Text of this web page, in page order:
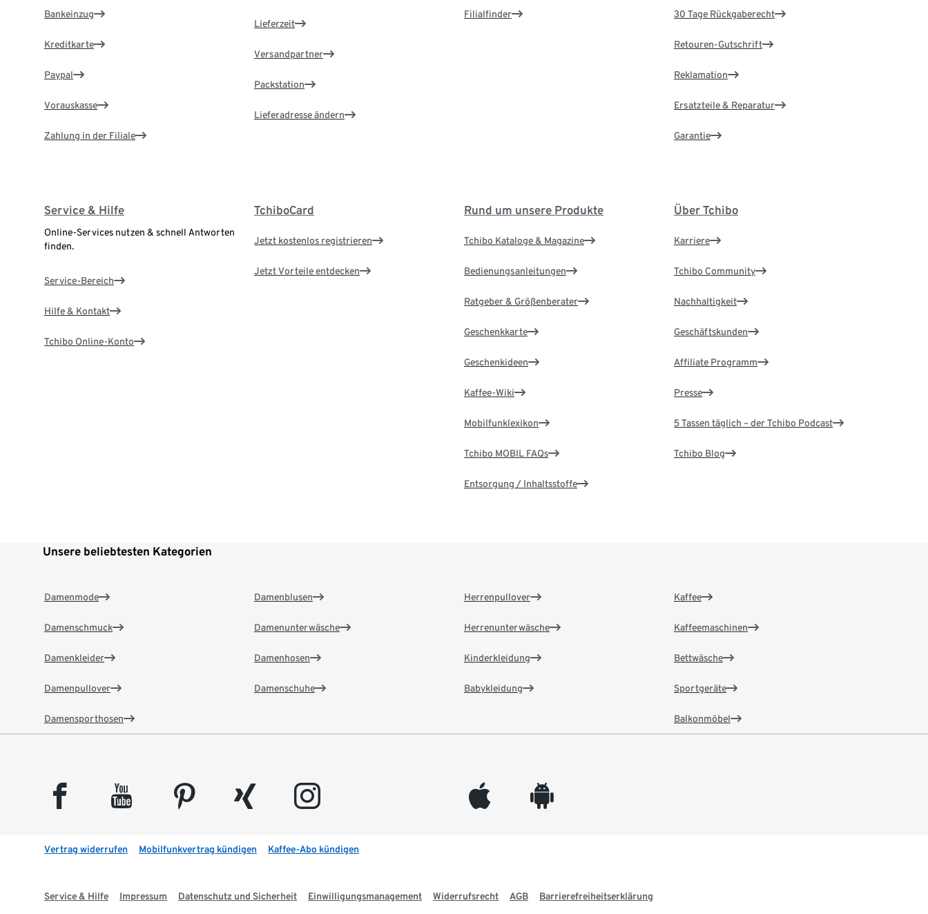
Bankeinzug
Kreditkarte
Paypal
Vorauskasse
Zahlung in der Filiale
Lieferzeit
Versandpartner
Packstation
Lieferadresse ändern
Filialfinder 30 Tage Rückgaberecht
Retouren-Gutschrift
Reklamation
Ersatzteile & Reparatur
Garantie
Service & Hilfe
Online-Services nutzen & schnell Antworten
finden.
Service-Bereich
Hilfe & Kontakt
Tchibo Online-Konto
TchiboCard
Jetzt kostenlos registrieren
Jetzt Vorteile entdecken
Rund um unsere Produkte
Tchibo Kataloge & Magazine
Bedienungsanleitungen
Ratgeber & Größenberater
Geschenkkarte
Geschenkideen
Kaffee-Wiki
Mobilfunklexikon
Tchibo MOBIL FAQs
Entsorgung / Inhaltsstoffe
Über Tchibo
Karriere
Tchibo Community
Nachhaltigkeit
Geschäftskunden
Affiliate Programm
Presse
5 Tassen täglich – der Tchibo Podcast
Tchibo Blog
Unsere beliebtesten Kategorien
Damenmode
Damenschmuck
Damenkleider
Damenpullover
Damensporthosen
Damenblusen
Damenunterwäsche
Damenhosen
Damenschuhe
Herrenpullover
Herrenunterwäsche
Kinderkleidung
Babykleidung
Kaffee
Kaffeemaschinen
Bettwäsche
Sportgeräte
Balkonmöbel
facebook youtube pinterest xing instagram appleinc android
Vertrag widerrufen Mobilfunkvertrag kündigen Kaffee-Abo kündigen
Service & Hilfe Impressum Datenschutz und Sicherheit Einwilligungsmanagement Widerrufsrecht AGB Barrierefreiheitserklärung